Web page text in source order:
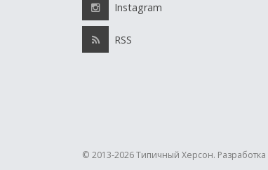
Instagram
RSS
© 2013-2026 Типичный Херсон. Разработка